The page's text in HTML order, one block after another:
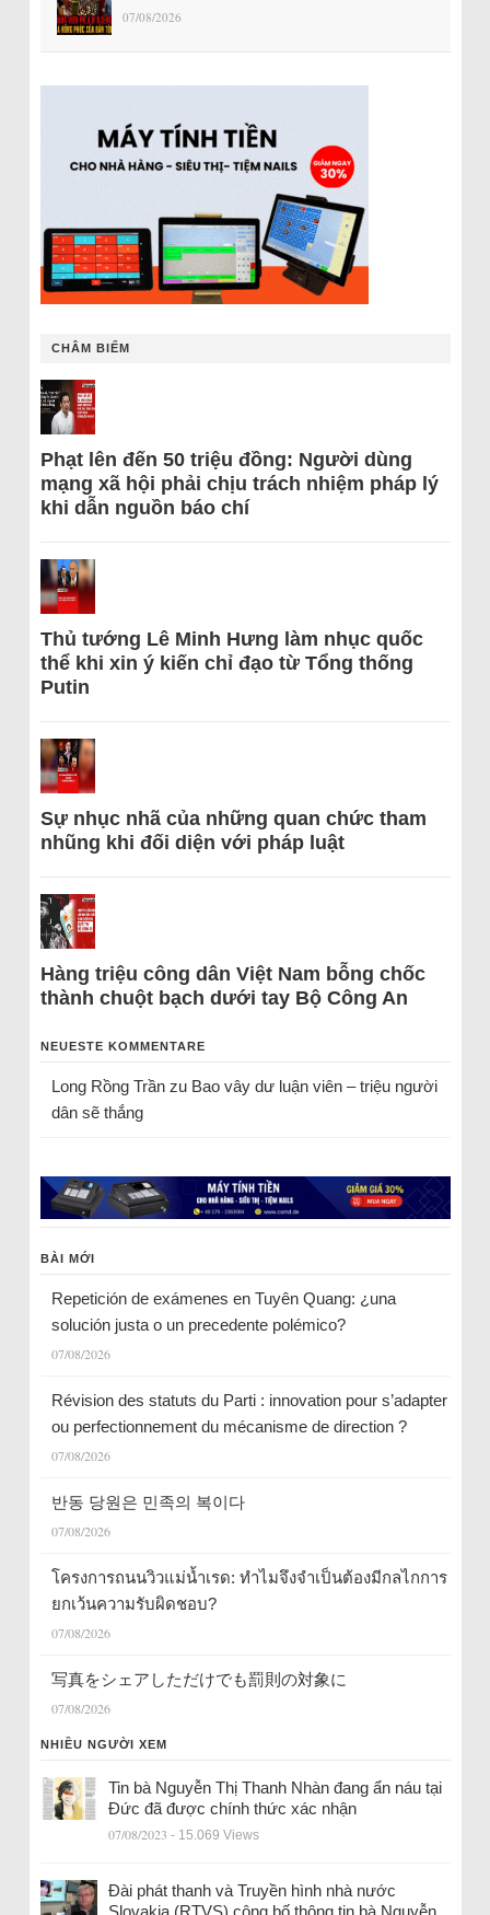
07/08/2026
CHÂM BIẾM
Phạt lên đến 50 triệu đồng: Người dùng
mạng xã hội phải chịu trách nhiệm pháp lý
khi dẫn nguồn báo chí
Thủ tướng Lê Minh Hưng làm nhục quốc
thể khi xin ý kiến chỉ đạo từ Tổng thống
Putin
Sự nhục nhã của những quan chức tham
nhũng khi đối diện với pháp luật
Hàng triệu công dân Việt Nam bỗng chốc
thành chuột bạch dưới tay Bộ Công An
NEUESTE KOMMENTARE
Long Rồng Trầnzu Bao vây dư luận viên – triệu người
dân sẽ thắng
BÀI MỚI
Repetición de exámenes en Tuyên Quang: ¿una
solución justa o un precedente polémico?
07/08/2026
Révision des statuts du Parti : innovation pour s’adapter
ou perfectionnement du mécanisme de direction ?
07/08/2026
반동 당원은 민족의 복이다
07/08/2026
โครงการถนนวิวแม่น้ำเรด: ทำไมจึงจำเป็นต้องมีกลไกการ
ยกเว้นความรับผิดชอบ?
07/08/2026
写真をシェアしただけでも罰則の対象に
07/08/2026
NHIỀU NGƯỜI XEM
Tin bà Nguyễn Thị Thanh Nhàn đang ẩn náu tại
Đức đã được chính thức xác nhận
07/08/2023 - 15.069 Views
Đài phát thanh và Truyền hình nhà nước
Slovakia (RTVS) công bố thông tin bà Nguyễn